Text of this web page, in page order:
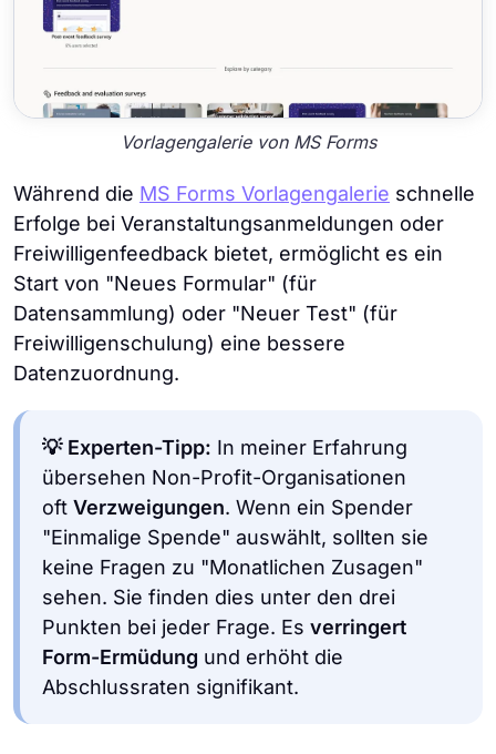
Vorlagengalerie von MS Forms
Während die MS Forms Vorlagengalerie schnelle
Erfolge bei Veranstaltungsanmeldungen oder
Freiwilligenfeedback bietet, ermöglicht es ein
Start von "Neues Formular" (für
Datensammlung) oder "Neuer Test" (für
Freiwilligenschulung) eine bessere
Datenzuordnung.
💡 Experten-Tipp: In meiner Erfahrung
übersehen Non-Profit-Organisationen
oft Verzweigungen. Wenn ein Spender
"Einmalige Spende" auswählt, sollten sie
keine Fragen zu "Monatlichen Zusagen"
sehen. Sie finden dies unter den drei
Punkten bei jeder Frage. Es verringert
Form-Ermüdung und erhöht die
Abschlussraten signifikant.